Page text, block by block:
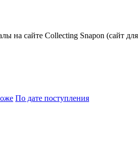
на сайте Collecting Snapon (сайт
По дате поступления